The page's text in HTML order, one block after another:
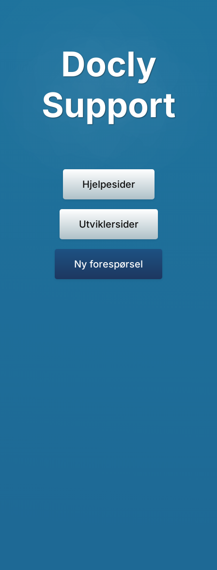
Docly
Support
Hjelpesider
Utviklersider
Ny forespørsel